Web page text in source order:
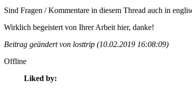
Sind Fragen / Kommentare in diesem Thread auch in
Wirklich begeistert von Ihrer Arbeit hier, danke!
Beitrag geändert von losttrip (10.02.2019 16:08:09)
Offline
Liked by: